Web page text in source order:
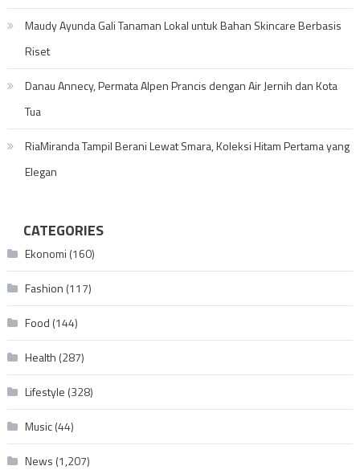
Maudy Ayunda Gali Tanaman Lokal untuk Bahan Skincare Berbasis
Riset
Danau Annecy, Permata Alpen Prancis dengan Air Jernih dan Kota
Tua
RiaMiranda Tampil Berani Lewat Smara, Koleksi Hitam Pertama yang
Elegan
CATEGORIES
Ekonomi (160)
Fashion (117)
Food (144)
Health (287)
Lifestyle (328)
Music(44)
News (1,207)